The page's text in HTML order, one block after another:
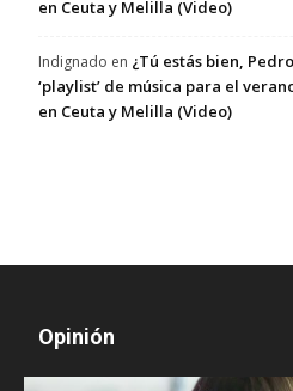
en Ceuta y Melilla (Video)
Indignado en ¿Tú estás bien,
‘playlist’ de música para el
en Ceuta y Melilla (Video)
Opinión